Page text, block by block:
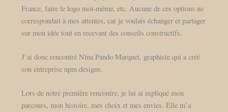
France, faire le logo moi-même, etc. Aucune de ces options ne
correspondait à mes attentes, car je voulais échanger et partager
sur mon idée tout en recevant des conseils constructifs.
J’ai donc rencontré Nina Pando Marquet, graphiste qui a créé
son entreprise npm.designs.
Lors de notre première rencontre, je lui ai expliqué mon
parcours, mon histoire, mes choix et mes envies. Elle m’a